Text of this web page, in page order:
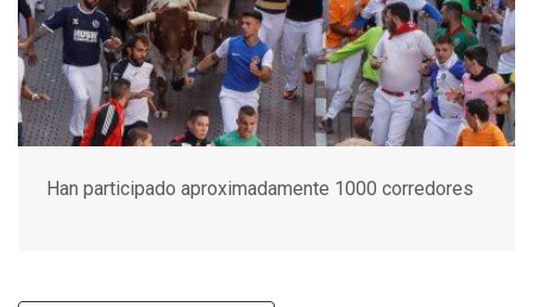
Han participado aproximadamente 1000 corredores